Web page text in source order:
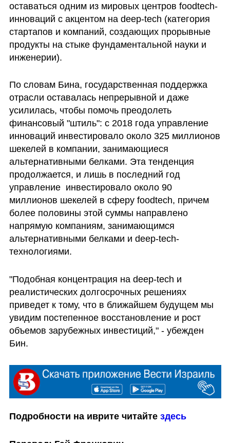
оставаться одним из мировых центров foodtech-
инноваций с акцентом на deep-tech (категория
стартапов и компаний, создающих прорывные
продукты на стыке фундаментальной науки и
инженерии).
По словам Бина, государственная поддержка
отрасли оставалась непрерывной и даже
усилилась, чтобы помочь преодолеть
финансовый "штиль": с 2018 года управление
инноваций инвестировало около 325 миллионов
шекелей в компании, занимающиеся
альтернативными белками. Эта тенденция
продолжается, и лишь в последний год
управление  инвестировало около 90
миллионов шекелей в сферу foodtech, причем
более половины этой суммы направлено
напрямую компаниям, занимающимся
альтернативными белками и deep-tech-
технологиями.
"Подобная концентрация на deep-tech и
реалистических долгосрочных решениях
приведет к тому, что в ближайшем будущем мы
увидим постепенное восстановление и рост
объемов зарубежных инвестиций," - убежден
Бин.
Подробности на иврите читайте здесь